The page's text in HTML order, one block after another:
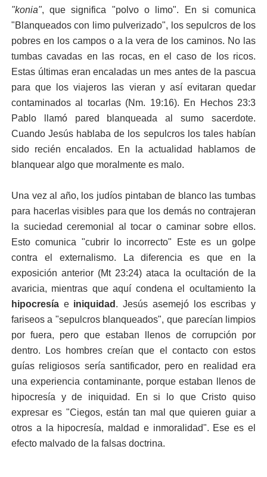
"konia", que significa "polvo o limo". En si comunica
"Blanqueados con limo pulverizado", los sepulcros de los
pobres en los campos o a la vera de los caminos. No las
tumbas cavadas en las rocas, en el caso de los ricos.
Estas últimas eran encaladas un mes antes de la pascua
para que los viajeros las vieran y así evitaran quedar
contaminados al tocarlas (Nm. 19:16). En Hechos 23:3
Pablo llamó pared blanqueada al sumo sacerdote.
Cuando Jesús hablaba de los sepulcros los tales habían
sido recién encalados. En la actualidad hablamos de
blanquear algo que moralmente es malo.
Una vez al año, los judíos pintaban de blanco las tumbas
para hacerlas visibles para que los demás no contrajeran
la suciedad ceremonial al tocar o caminar sobre ellos.
Esto comunica "cubrir lo incorrecto" Este es un golpe
contra el externalismo. La diferencia es que en la
exposición anterior (Mt 23:24) ataca la ocultación de la
avaricia, mientras que aquí condena el ocultamiento la
hipocresía e iniquidad . Jesús asemejó los escribas y
fariseos a "sepulcros blanqueados", que parecían limpios
por fuera, pero que estaban llenos de corrupción por
dentro. Los hombres creían que el contacto con estos
guías religiosos sería santificador, pero en realidad era
una experiencia contaminante, porque estaban llenos de
hipocresía y de iniquidad. En si lo que Cristo quiso
expresar es "Ciegos, están tan mal que quieren guiar a
otros a la hipocresía, maldad e inmoralidad". Ese es el
efecto malvado de la falsas doctrina.